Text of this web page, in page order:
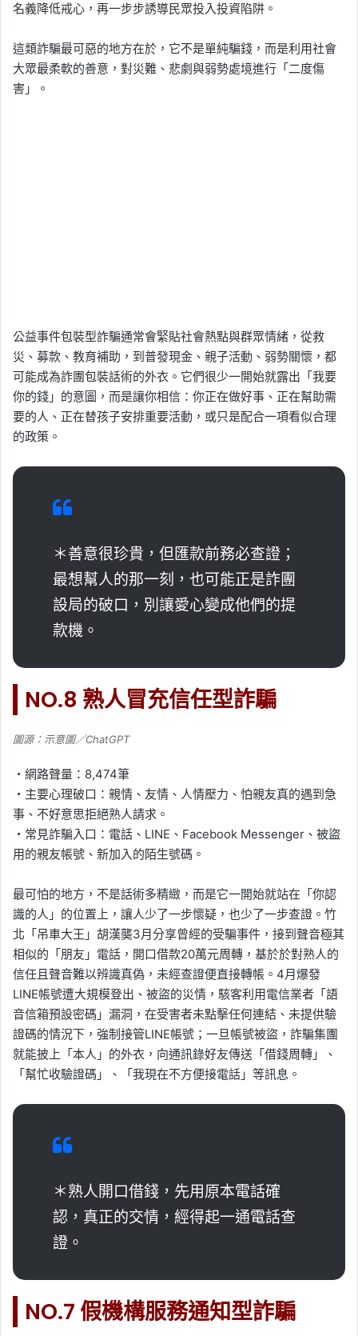
名義降低戒心，再一步步誘導民眾投入投資陷阱。
這類詐騙最可惡的地方在於，它不是單純騙錢，而是利用社會
大眾最柔軟的善意，對災難、悲劇與弱勢處境進行「二度傷
害」。
公益事件包裝型詐騙通常會緊貼社會熱點與群眾情緒，從救
災、募款、教育補助，到普發現金、親子活動、弱勢關懷，都
可能成為詐團包裝話術的外衣。它們很少一開始就露出「我要
你的錢」的意圖，而是讓你相信：你正在做好事、正在幫助需
要的人、正在替孩子安排重要活動，或只是配合一項看似合理
的政策。
＊善意很珍貴，但匯款前務必查證；
最想幫人的那一刻，也可能正是詐團
設局的破口，別讓愛心變成他們的提
款機。
NO.8 熟人冒充信任型詐騙
圖源：示意圖／ChatGPT
・網路聲量：8,474筆
・主要心理破口：親情、友情、人情壓力、怕親友真的遇到急
事、不好意思拒絕熟人請求。
・常見詐騙入口：電話、LINE、Facebook Messenger、被盜
用的親友帳號、新加入的陌生號碼。
最可怕的地方，不是話術多精緻，而是它一開始就站在「你認
識的人」的位置上，讓人少了一步懷疑，也少了一步查證。竹
北「吊車大王」胡漢龑3月分享曾經的受騙事件，接到聲音極其
相似的「朋友」電話，開口借款20萬元周轉，基於於對熟人的
信任且聲音難以辨識真偽，未經查證便直接轉帳。4月爆發
LINE帳號遭大規模登出、被盜的災情，駭客利用電信業者「語
音信箱預設密碼」漏洞，在受害者未點擊任何連結、未提供驗
證碼的情況下，強制接管LINE帳號；一旦帳號被盜，詐騙集團
就能披上「本人」的外衣，向通訊錄好友傳送「借錢周轉」、
「幫忙收驗證碼」、「我現在不方便接電話」等訊息。
＊熟人開口借錢，先用原本電話確
認，真正的交情，經得起一通電話查
證。
NO.7 假機構服務通知型詐騙